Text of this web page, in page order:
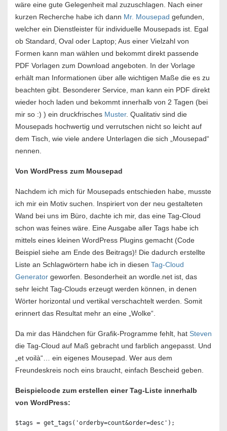
wäre eine gute Gelegenheit mal zuzuschlagen. Nach einer
kurzen Recherche habe ich dann Mr. Mousepad gefunden,
welcher ein Dienstleister für individuelle Mousepads ist. Egal
ob Standard, Oval oder Laptop; Aus einer Vielzahl von
Formen kann man wählen und bekommt direkt passende
PDF Vorlagen zum Download angeboten. In der Vorlage
erhält man Informationen über alle wichtigen Maße die es zu
beachten gibt. Besonderer Service, man kann ein PDF direkt
wieder hoch laden und bekommt innerhalb von 2 Tagen (bei
mir so :) ) ein druckfrisches Muster. Qualitativ sind die
Mousepads hochwertig und verrutschen nicht so leicht auf
dem Tisch, wie viele andere Unterlagen die sich „Mousepad“
nennen.
Von WordPress zum Mousepad
Nachdem ich mich für Mousepads entschieden habe, musste
ich mir ein Motiv suchen. Inspiriert von der neu gestalteten
Wand bei uns im Büro, dachte ich mir, das eine Tag-Cloud
schon was feines wäre. Eine Ausgabe aller Tags habe ich
mittels eines kleinen WordPress Plugins gemacht (Code
Beispiel siehe am Ende des Beitrags)! Die dadurch erstellte
Liste an Schlagwörtern habe ich in diesen Tag-Cloud
Generator geworfen. Besonderheit an wordle.net ist, das
sehr leicht Tag-Clouds erzeugt werden können, in denen
Wörter horizontal und vertikal verschachtelt werden. Somit
erinnert das Resultat mehr an eine „Wolke“.
Da mir das Händchen für Grafik-Programme fehlt, hat Steven
die Tag-Cloud auf Maß gebracht und farblich angepasst. Und
„et voilà“… ein eigenes Mousepad. Wer aus dem
Freundeskreis noch eins braucht, einfach Bescheid geben.
Beispielcode zum erstellen einer Tag-Liste innerhalb
von WordPress:
$tags = get_tags('orderby=count&order=desc');